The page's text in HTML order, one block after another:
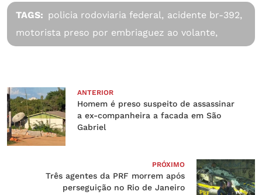
TAGS: policia rodoviaria federal, acidente br-392,
motorista preso por embriaguez ao volante,
ANTERIOR
Homem é preso suspeito de assassinar
a ex-companheira a facada em São
Gabriel
PRÓXIMO
Três agentes da PRF morrem após
perseguição no Rio de Janeiro